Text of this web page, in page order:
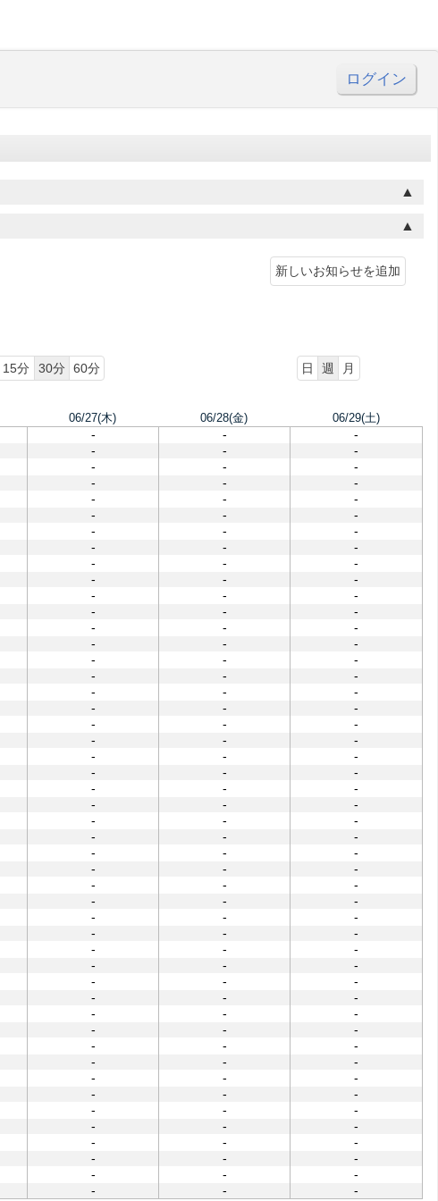
ログイン
新しいお知らせを追加
15分 30分 60分 日 週 月
06/27(木) 06/28(金) 06/29(土)
- -
-
- -
-
- -
-
- -
-
- -
-
- -
-
- -
-
- -
-
- -
-
- -
-
- -
-
- -
-
- -
-
- -
-
- -
-
- -
-
- -
-
- -
-
- -
-
- -
-
- -
-
- -
-
- -
-
- -
-
- -
-
- -
-
- -
-
- -
-
- -
-
- -
-
- -
-
- -
-
- -
-
- -
-
- -
-
- -
-
- -
-
- -
-
- -
-
- -
-
- -
-
- -
-
- -
-
- -
-
- -
-
- -
-
- -
-
- - -